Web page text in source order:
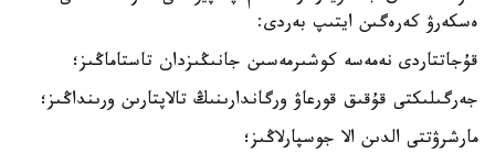
ەسكەرۋ كەرەگىن ايتىپ بەردى:
قۇجاتتاردى نەمەسە كوشىرمەسىن جانىڭىزدان تاستاماڭىز؛
جەرگىلىكتى قۇقىق قورعاۋ ورگاندارىنىڭ تالاپتارىن ورىنداڭىز؛
مارشرۋتتى الدىن الا جوسپارلاڭىز؛